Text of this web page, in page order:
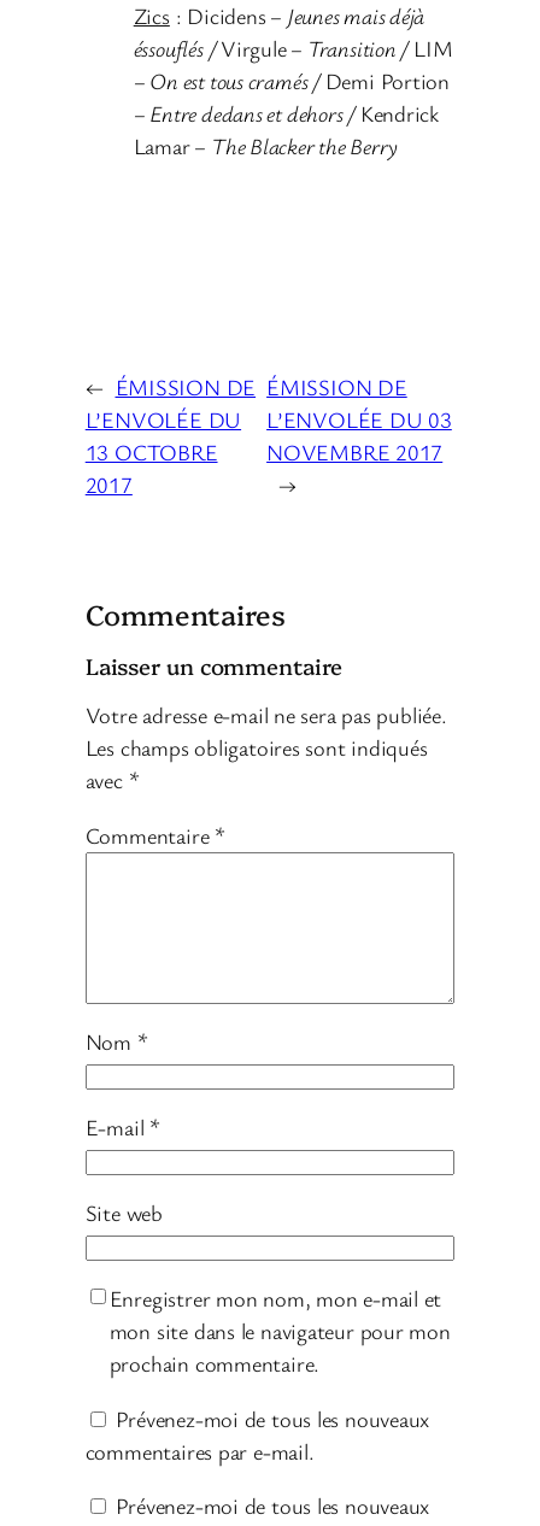
Zics: Dicidens– Jeunes mais déjà
éssouflés /Virgule– Transition / LIM
– On est tous cramés/ Demi Portion
– Entre dedans et dehors / Kendrick
Lamar– The Blacker the Berry
← ÉMISSION DE
L’ENVOLÉE DU
13 OCTOBRE
2017
ÉMISSION DE
L’ENVOLÉE DU 03
NOVEMBRE 2017
→
Commentaires
Laisser un commentaire
Votre adresse e-mail ne sera pas publiée.
Les champs obligatoires sont indiqués
avec *
Commentaire *
Nom *
E-mail *
Site web
Enregistrer mon nom, mon e-mail et
mon site dans le navigateur pour mon
prochain commentaire.
Prévenez-moi de tous les nouveaux
commentaires par e-mail.
Prévenez-moi de tous les nouveaux